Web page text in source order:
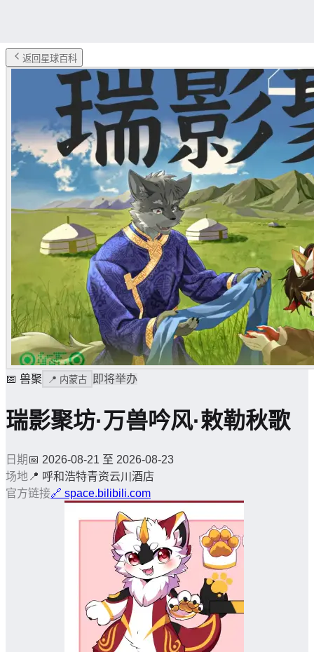
返回星球百科
📅 兽聚 📍 内蒙古 即将举办
瑞影聚坊·万兽吟风·敕勒秋歌
日期 📅 2026-08-21 至 2026-08-23
场地 📍 呼和浩特青资云川酒店
官方链接🔗 space.bilibili.com